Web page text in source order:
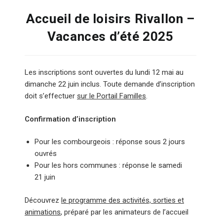
Accueil de loisirs Rivallon –
Vacances d’été 2025
Les inscriptions sont ouvertes du lundi 12 mai au
dimanche 22 juin inclus. Toute demande d’inscription
doit s’effectuer sur le Portail Familles.
Confirmation d’inscription
Pour les combourgeois : réponse sous 2 jours
ouvrés
Pour les hors communes : réponse le samedi
21 juin
Découvrez le programme des activités, sorties et
animations, préparé par les animateurs de l’accueil